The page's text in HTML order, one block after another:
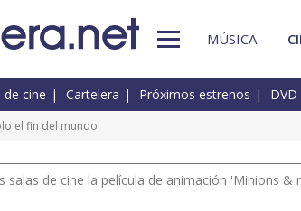
MÚSICA
cine Cartelera Próximos estrenos DVD
el fin del mundo
salas de cine la película de animación 'Minions &